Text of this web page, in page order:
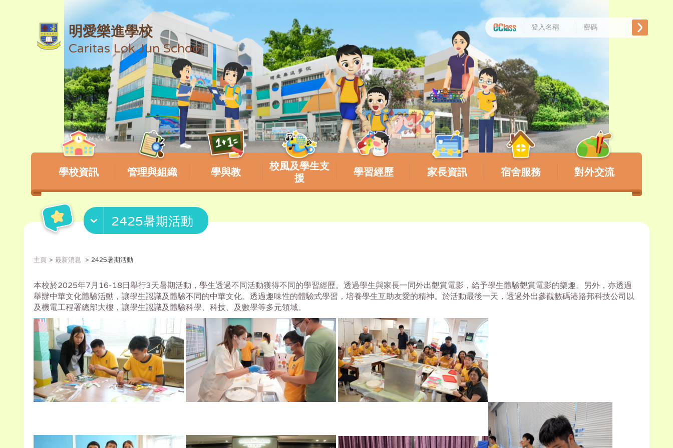
明愛樂進學校
Caritas Lok Jun School
學校資訊 管理與組織 學與教
校風及學生支
援
學習經歷 家長資訊 宿舍服務 對外交流
2425暑期活動
主頁 最新消息 2425暑期活動
本校於2025年7月16-18日舉行3天暑期活動， 學生透過不同活動獲得不同的學習經歷。 透過學生與家長一同外出觀賞電影，給予學生體驗觀賞電影的樂趣。 另外，亦透過
舉辦中華文化體驗活動， 讓學生認識及體驗不同的中華文化。透過趣味性的體驗式學習， 培養學生互助友愛的精神。於活動最後一天， 透過外出參觀數碼港路邦科技公司以
及機電工程署總部大樓， 讓學生認識及體驗科學、科技、及數學等多元領域。